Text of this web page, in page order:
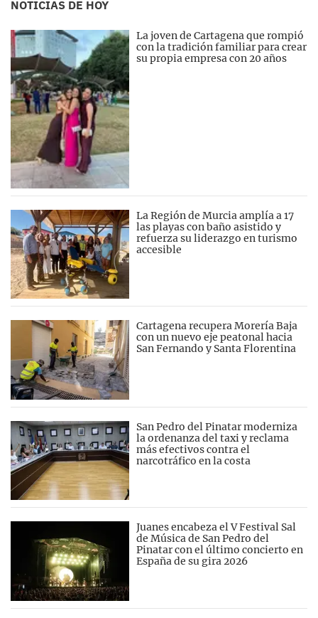
NOTICIAS DE HOY
La joven de Cartagena que rompió
con la tradición familiar para crear
su propia empresa con 20 años
La Región de Murcia amplía a 17
las playas con baño asistido y
refuerza su liderazgo en turismo
accesible
Cartagena recupera Morería Baja
con un nuevo eje peatonal hacia
San Fernando y Santa Florentina
San Pedro del Pinatar moderniza
la ordenanza del taxi y reclama
más efectivos contra el
narcotráfico en la costa
Juanes encabeza el V Festival Sal
de Música de San Pedro del
Pinatar con el último concierto en
España de su gira 2026